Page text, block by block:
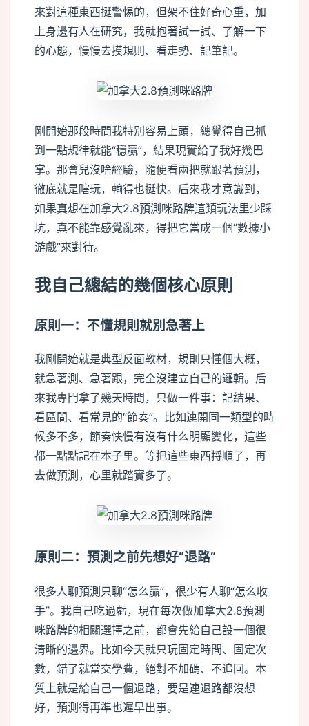
來對這種東西挺警惕的，但架不住好奇心重，加
上身邊有人在研究，我就抱著試一試、了解一下
的心態，慢慢去摸規則、看走勢、記筆記。
剛開始那段時間我特別容易上頭，總覺得自己抓
到一點規律就能“穩贏”，結果現實給了我好幾巴
掌。那會兒沒啥經驗，隨便看兩把就跟著預測，
徹底就是瞎玩，輸得也挺快。后來我才意識到，
如果真想在加拿大2.8預測咪路牌這類玩法里少踩
坑，真不能靠感覺亂來，得把它當成一個“數據小
游戲”來對待。
我自己總結的幾個核心原則
原則一：不懂規則就別急著上
我剛開始就是典型反面教材，規則只懂個大概，
就急著測、急著跟，完全沒建立自己的邏輯。后
來我專門拿了幾天時間，只做一件事：記結果、
看區間、看常見的“節奏”。比如連開同一類型的時
候多不多，節奏快慢有沒有什么明顯變化，這些
都一點點記在本子里。等把這些東西捋順了，再
去做預測，心里就踏實多了。
原則二：預測之前先想好“退路”
很多人聊預測只聊“怎么贏”，很少有人聊“怎么收
手”。我自己吃過虧，現在每次做加拿大2.8預測
咪路牌的相關選擇之前，都會先給自己設一個很
清晰的邊界。比如今天就只玩固定時間、固定次
數，錯了就當交學費，絕對不加碼、不追回。本
質上就是給自己一個退路，要是連退路都沒想
好，預測得再準也遲早出事。